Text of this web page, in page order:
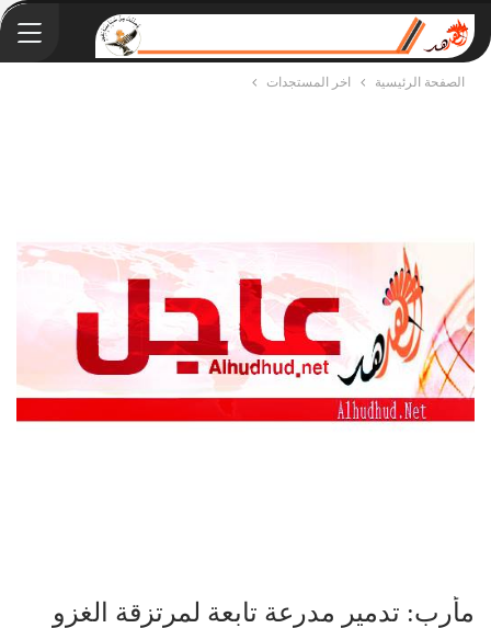
الصفحة الرئيسية اخر المستجدات
مأرب: تدمير مدرعة تابعة لمرتزقة الغزو